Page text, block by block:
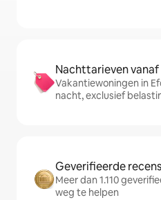
Nachttarieven vanaf
Vakantiewoningen in
nacht, exclusief
Geverifieerde
Meer dan 1.110
weg te helpen